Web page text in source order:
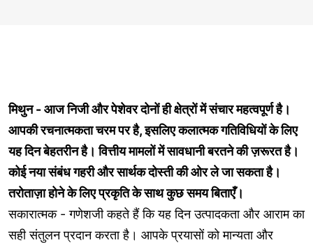
मिथुन - आज निजी और पेशेवर दोनों ही क्षेत्रों में संचार महत्वपूर्ण है।
आपकी रचनात्मकता चरम पर है, इसलिए कलात्मक गतिविधियों के लिए
यह दिन बेहतरीन है। वित्तीय मामलों में सावधानी बरतने की ज़रूरत है।
कोई नया संबंध गहरी और सार्थक दोस्ती की ओर ले जा सकता है।
तरोताज़ा होने के लिए प्रकृति के साथ कुछ समय बिताएँ।
सकारात्मक - गणेशजी कहते हैं कि यह दिन उत्पादकता और आराम का
सही संतुलन प्रदान करता है। आपके प्रयासों को मान्यता और